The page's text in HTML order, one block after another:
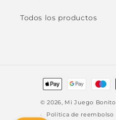
Todos los productos
Formas
de
pago
© 2026, Mi Juego Bonito
Política de reembolso